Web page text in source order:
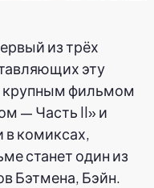
из трёх
эту
крупным фильмом
— Часть II» и
комиксах,
станет один из
Бэтмена, Бэйн.